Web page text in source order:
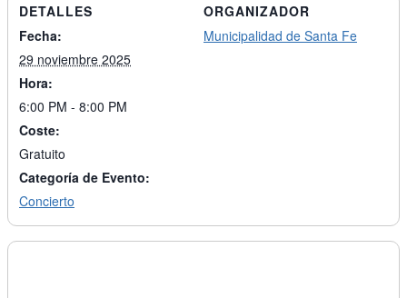
DETALLES
Fecha:
29 noviembre 2025
Hora:
6:00 PM - 8:00 PM
Coste:
Gratuito
Categoría de Evento:
Concierto
ORGANIZADOR
Municipalidad de Santa Fe